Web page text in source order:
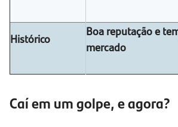
Histórico
Boa reputação e
mercado
Caí em um golpe, e agora?